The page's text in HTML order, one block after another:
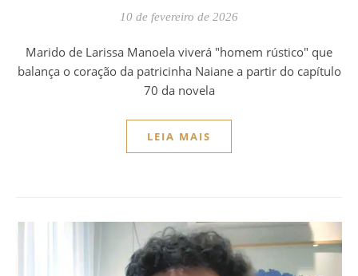
10 de fevereiro de 2026
Marido de Larissa Manoela viverá "homem rústico" que
balança o coração da patricinha Naiane a partir do capítulo
70 da novela
LEIA MAIS